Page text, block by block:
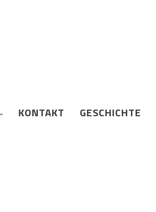
KONTAKT GESCHICHTE